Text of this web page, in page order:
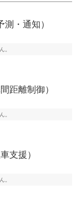
ています。
るためにレーンキー
ニターなどが装備さ
・通知）
。
距離制御）
。
支援）
。